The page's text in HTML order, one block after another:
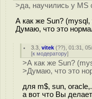
>да, научились у MS
А как же Sun? (mysql,
Думаю, что это
3.3 ,vitek (??), 01:31,
[к модератору]
>А как же Sun?
>Думаю, что это
для m$, sun,
а вот что Вы